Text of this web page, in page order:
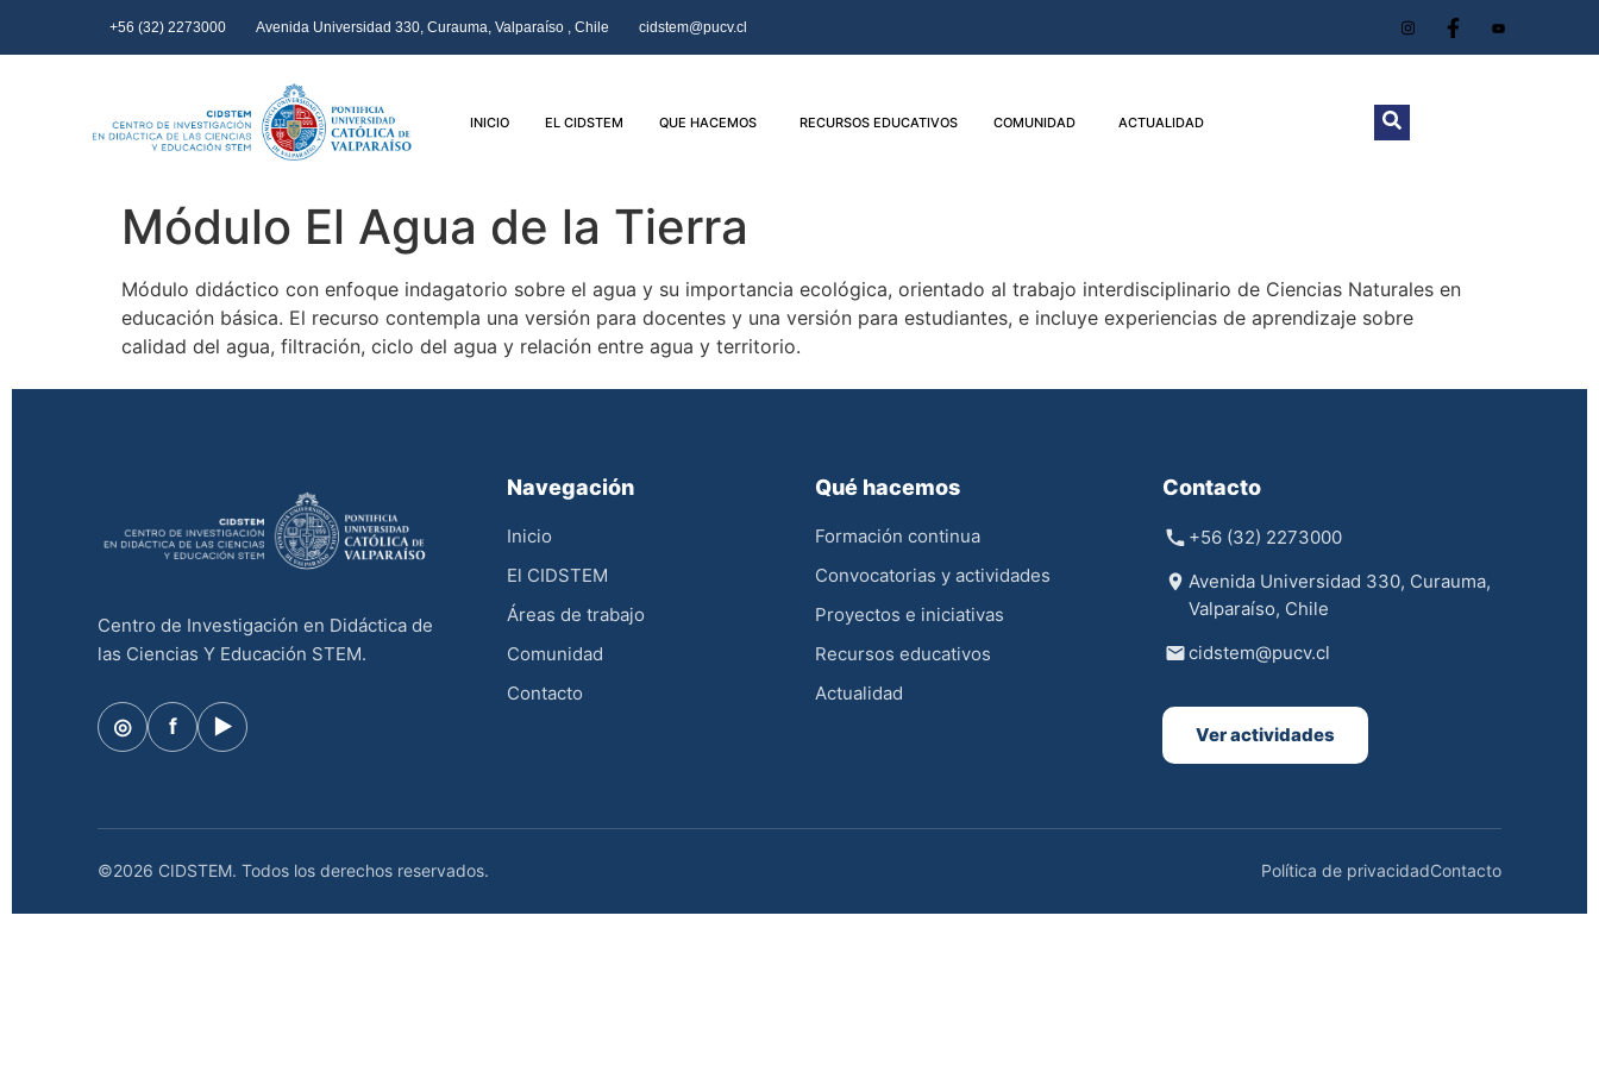
+56 (32) 2273000 Avenida Universidad 330, Curauma, Valparaíso , Chile cidstem@pucv.cl
INICIO EL CIDSTEM QUE HACEMOS RECURSOS EDUCATIVOS COMUNIDAD ACTUALIDAD
Módulo El Agua de la Tierra
Módulo didáctico con enfoque indagatorio sobre el agua y su importancia ecológica, orientado al trabajo interdisciplinario de Ciencias Naturales en
educación básica. El recurso contempla una versión para docentes y una versión para estudiantes, e incluye experiencias de aprendizaje sobre
calidad del agua, filtración, ciclo del agua y relación entre agua y territorio.
Centro de Investigación en Didáctica de
las Ciencias Y Educación STEM.
◎ f ▶
Navegación
Inicio
El CIDSTEM
Áreas de trabajo
Comunidad
Contacto
Qué hacemos
Formación continua
Convocatorias y actividades
Proyectos e iniciativas
Recursos educativos
Actualidad
Contacto
+56 (32) 2273000
Avenida Universidad 330, Curauma,
Valparaíso, Chile
cidstem@pucv.cl
Ver actividades
©2026 CIDSTEM. Todos los derechos reservados. Política de privacidadContacto